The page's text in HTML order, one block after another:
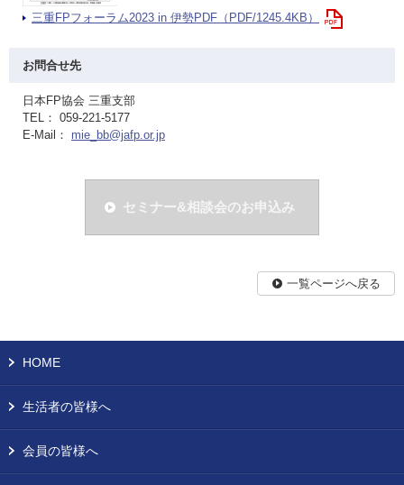
三重FPフォーラム2023 in 伊勢PDF（PDF/1245.4KB）
お問合せ先
日本FP協会 三重支部
TEL： 059-221-5177
E-Mail： mie_bb@jafp.or.jp
セミナー&相談会のお申込み
一覧ページへ戻る
HOME
生活者の皆様へ
会員の皆様へ